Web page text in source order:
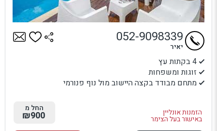
4 בקתות עץ
זוגות ומשפחות
מתחם מבודד בקצה היישוב מול נוף פנורמי
הזמנות אונליין
באישור בעל הצימר
052-9098339
יאיר
החל מ
₪900